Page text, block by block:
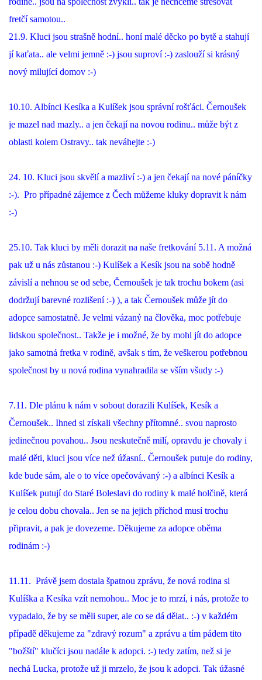
E - S H O P
HISTORIE 2022
O NÁS :-)
VÝROČNÍ ZPRÁVY
KONTAKT
NAPSALI O NÁS
NATÁČENÍ V TELEVIZI
JAK NÁM POMOCI - POMÁHAJÍ NÁM :-)
Fretky Boleslav, z.s.
Trnová 15
294 25 Katusice
© 2026 eStránky.cz |RSS|WebSlice | Tisk|Aktualizováno: 1. 8. 2026
fretčí samotou..
21.9. Kluci jsou strašně hodní.. honí malé děcko po bytě a stahují
jí kaťata.. ale velmi jemně :-) jsou suproví :-) zaslouží si krásný
nový milující domov :-)
10.10. Albínci Kesíka a Kulíšek jsou správní rošťáci. Černoušek
je mazel nad mazly.. a jen čekají na novou rodinu.. může být z
oblasti kolem Ostravy.. tak neváhejte :-)
24. 10. Kluci jsou skvělí a mazliví :-) a jen čekají na nové páníčky
:-). Pro případné zájemce z Čech můžeme kluky dopravit k nám
:-)
25.10. Tak kluci by měli dorazit na naše fretkování 5.11. A možná
pak už u nás zůstanou :-) Kulíšek a Kesík jsou na sobě hodně
závislí a nehnou se od sebe, Černoušek je tak trochu bokem (asi
dodržují barevné rozlišení :-) ), a tak Černoušek může jít do
adopce samostatně. Je velmi vázaný na člověka, moc potřebuje
lidskou společnost.. Takže je i možné, že by mohl jít do adopce
jako samotná fretka v rodině, avšak s tím, že veškerou potřebnou
společnost by u nová rodina vynahradila se vším všudy :-)
7.11. Dle plánu k nám v sobout dorazili Kulíšek, Kesík a
Černoušek.. Ihned si získali všechny přítomné.. svou naprosto
jedinečnou povahou.. Jsou neskutečně milí, opravdu je chovaly i
malé děti, kluci jsou více než úžasní.. Černoušek putuje do rodiny,
kde bude sám, ale o to více opečovávaný :-) a albínci Kesík a
Kulíšek putují do Staré Boleslavi do rodiny k malé holčině, která
je celou dobu chovala.. Jen se na jejich příchod musí trochu
připravit, a pak je dovezeme. Děkujeme za adopce oběma
rodinám :-)
11.11. Právě jsem dostala špatnou zprávu, že nová rodina si
Kulíška a Kesíka vzít nemohou.. Moc je to mrzí, i nás, protože to
vypadalo, že by se měli super, ale co se dá dělat.. :-) v každém
případě děkujeme za "zdravý rozum" a zprávu a tím pádem tito
"božští" klučíci jsou nadále k adopci. :-) tedy zatím, než si je
nechá Lucka, protože už ji mrzelo, že jsou k adopci. Tak úžasné